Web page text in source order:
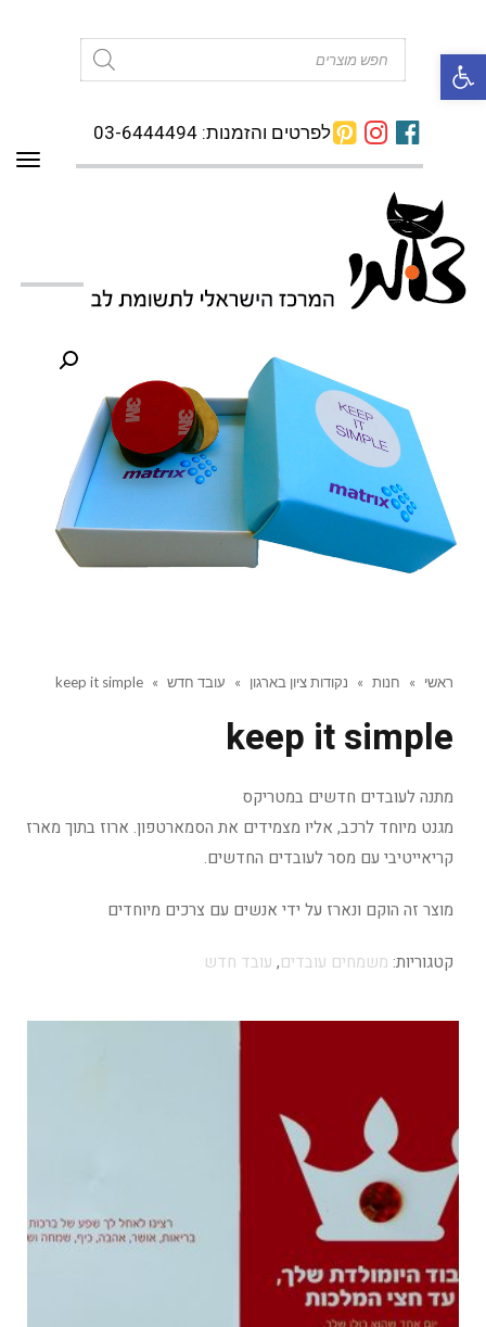
פתח סרגל נגישות
לפרטים והזמנות: 03-6444494
ראשי » חנות » נקודות ציון בארגון » עובד חדש »
keep it simple
keep it simple
מתנה לעובדים חדשים במטריקס
מגנט מיוחד לרכב, אליו מצמידים את הסמארטפון. ארוז בתוך מארז
קריאייטיבי עם מסר לעובדים החדשים.
מוצר זה הוקם ונארז על ידי אנשים עם צרכים מיוחדים
קטגוריות: משמחים עובדים, עובד חדש